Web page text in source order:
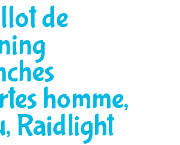
de
homme,
Raidlight